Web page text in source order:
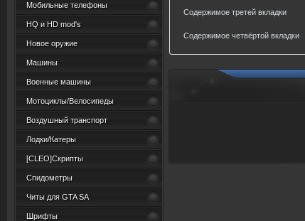
Мобильные телефоны
HQ и HD mod's
Новое оружие
Машины
Военные машины
Мотоциклы/Велосипеды
Воздушный транспорт
Лодки/Катеры
[CLEO]Скрипты
Спидометры
Читы для GTA SA
Шрифты
Содержимое третей вкладки
Содержимое четвёртой вкладки